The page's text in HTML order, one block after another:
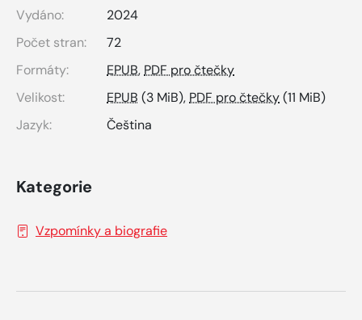
Vydáno:
2024
Počet stran:
72
Formáty:
EPUB,PDF pro čtečky
Velikost:
EPUB (3 MiB),PDF pro čtečky(11 MiB)
Jazyk:
Čeština
Kategorie
Vzpomínky a biografie